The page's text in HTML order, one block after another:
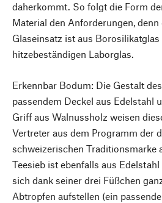
daherkommt. So folgt die Form
Material den Anforderungen,
Glaseinsatz ist aus Borosilikatglas
hitzebeständigen Laborglas.
Erkennbar Bodum: Die Gestalt
passendem Deckel aus Edelstahl
Griff aus Walnussholz weisen
Vertreter aus dem Programm der
schweizerischen Traditionsmarke
Teesieb ist ebenfalls aus
sich dank seiner drei Füßchen
Abtropfen aufstellen (ein